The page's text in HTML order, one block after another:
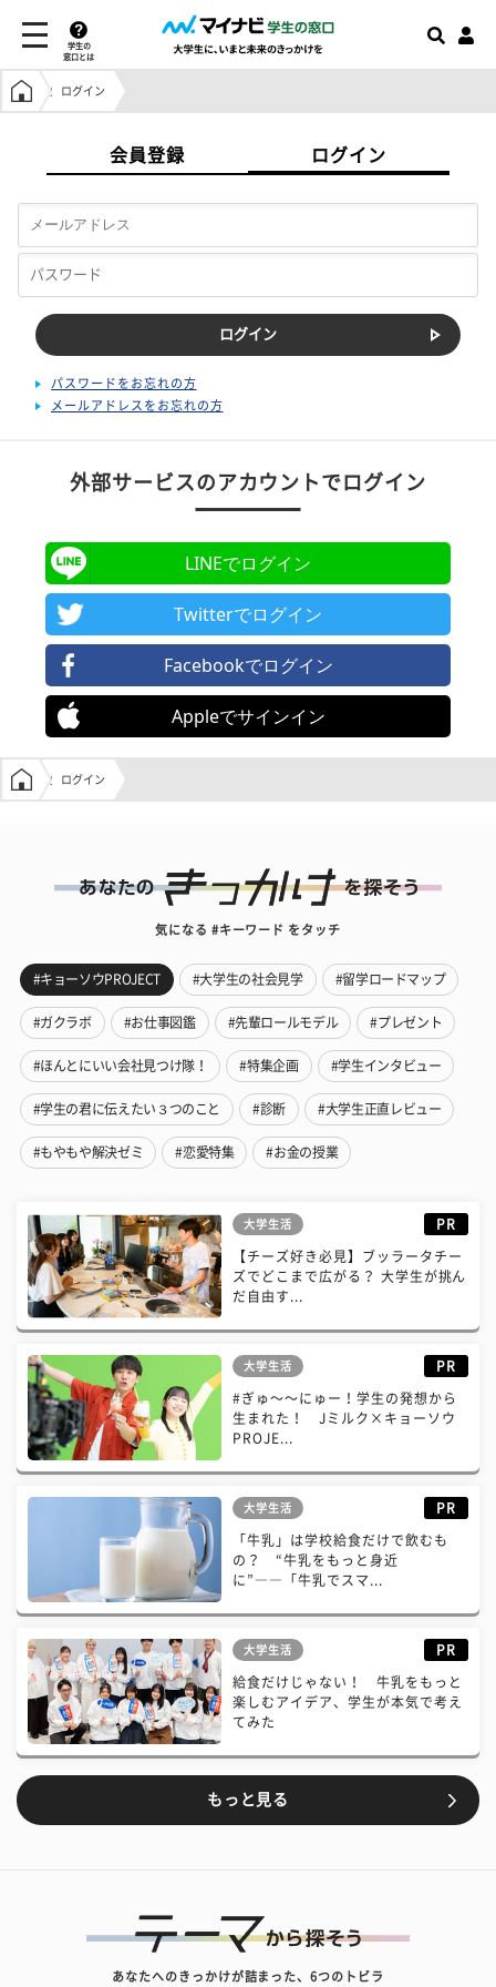
学生の
窓口とは
学生の窓口トップ
ログイン
会員登録 ログイン
パスワードをお忘れの方
メールアドレスをお忘れの方
外部サービスのアカウントでログイン
LINEでログイン
Twitterでログイン
Facebookでログイン
Appleでサインイン
学生の窓口トップ
ログイン
気になる #キーワード をタッチ
#キョーソウPROJECT #大学生の社会見学 #留学ロードマップ
#ガクラボ #お仕事図鑑 #先輩ロールモデル #プレゼント
#ほんとにいい会社見つけ隊！ #特集企画 #学生インタビュー
#学生の君に伝えたい３つのこと #診断 #大学生正直レビュー
#もやもや解決ゼミ #恋愛特集 #お金の授業
大学生活 PR
【チーズ好き必見】ブッラータチー
ズでどこまで広がる？ 大学生が挑ん
だ自由す...
大学生活 PR
#ぎゅ〜〜にゅー！学生の発想から
生まれた！ Jミルク×キョーソウ
PROJE...
大学生活 PR
「牛乳」は学校給食だけで飲むも
の？ “牛乳をもっと身近
に”――「牛乳でスマ...
大学生活 PR
給食だけじゃない！ 牛乳をもっと
楽しむアイデア、学生が本気で考え
てみた
もっと見る
あなたへのきっかけが詰まった、6つのトビラ